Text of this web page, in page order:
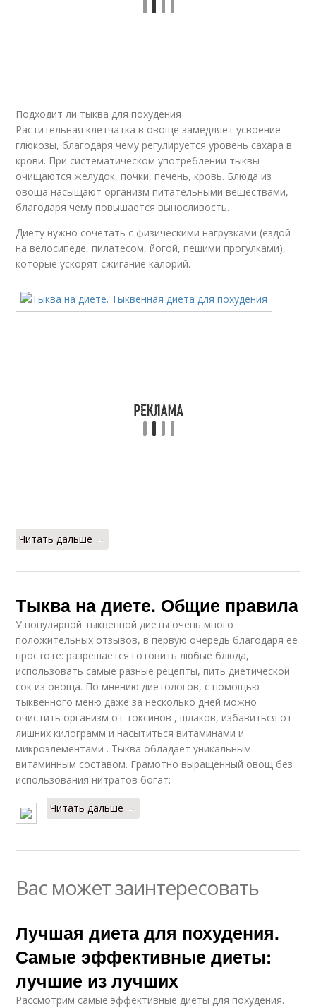
Подходит ли тыква для похудения
Растительная клетчатка в овоще замедляет усвоение
глюкозы, благодаря чему регулируется уровень сахара в
крови. При систематическом употреблении тыквы
очищаются желудок, почки, печень, кровь. Блюда из
овоща насыщают организм питательными веществами,
благодаря чему повышается выносливость.
Диету нужно сочетать с физическими нагрузками (ездой
на велосипеде, пилатесом, йогой, пешими прогулками),
которые ускорят сжигание калорий.
Читать дальше →
Тыква на диете. Общие правила
У популярной тыквенной диеты очень много
положительных отзывов, в первую очередь благодаря её
простоте: разрешается готовить любые блюда,
использовать самые разные рецепты, пить диетической
сок из овоща. По мнению диетологов, с помощью
тыквенного меню даже за несколько дней можно
очистить организм от токсинов , шлаков, избавиться от
лишних килограмм и насытиться витаминами и
микроэлементами . Тыква обладает уникальным
витаминным составом. Грамотно выращенный овощ без
использования нитратов богат:
Читать дальше →
Вас может заинтересовать
Лучшая диета для похудения.
Самые эффективные диеты:
лучшие из лучших
Рассмотрим самые эффективные диеты для похудения.